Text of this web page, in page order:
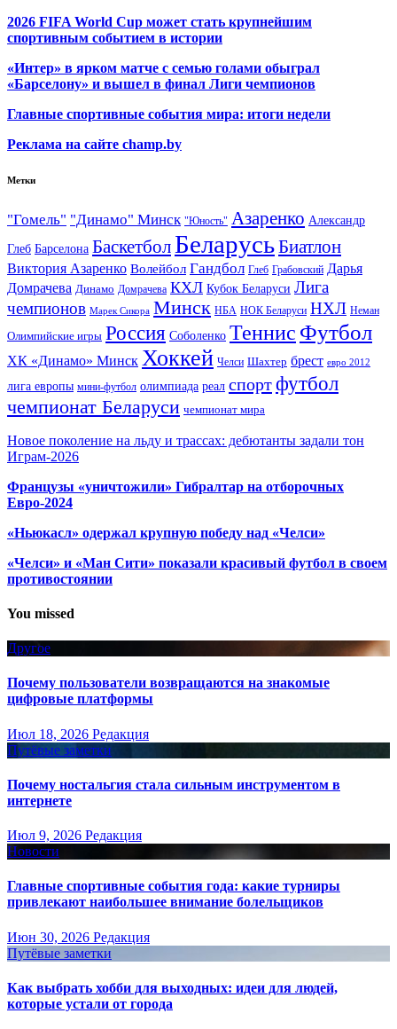
2026 FIFA World Cup может стать крупнейшим
спортивным событием в истории
«Интер» в ярком матче с семью голами обыграл
«Барселону» и вышел в финал Лиги чемпионов
Главные спортивные события мира: итоги недели
Реклама на сайте champ.by
Метки
"Гомель" "Динамо" Минск "Юность" Азаренко Александр
Глеб Барселона Баскетбол БеларусьБиатлон
Виктория Азаренко Волейбол Гандбол Глеб Грабовский Дарья
Домрачева Динамо Домрачева КХЛ Кубок Беларуси Лига
чемпионов Марек Сикора Минск НБА НОК Беларуси НХЛ Неман
Олимпийские игры Россия Соболенко Теннис Футбол
ХК «Динамо» Минск Хоккей Челси Шахтер брест евро 2012
лига европы мини-футбол олимпиада реал спортфутбол
чемпионат Беларуси чемпионат мира
Новое поколение на льду и трассах: дебютанты задали тон
Играм-2026
Французы «уничтожили» Гибралтар на отборочных
Евро-2024
«Ньюкасл» одержал крупную победу над «Челси»
«Челси» и «Ман Сити» показали красивый футбол в своем
противостоянии
You missed
Другое
Почему пользователи возвращаются на знакомые
цифровые платформы
Июл 18, 2026 Редакция
Путёвые заметки
Почему ностальгия стала сильным инструментом в
интернете
Июл 9, 2026 Редакция
Новости
Главные спортивные события года: какие турниры
привлекают наибольшее внимание болельщиков
Июн 30, 2026 Редакция
Путёвые заметки
Как выбрать хобби для выходных: идеи для людей,
которые устали от города